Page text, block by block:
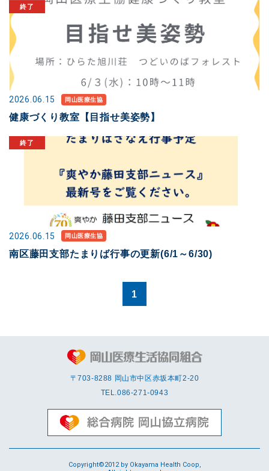
2026.06.15 岡山医療生協
健康づくり教室【目指せ美姿勢】
2026.06.15 岡山医療生協
南区藤田支部たまりば行事の更新(6/1～6/30)
1
〒703-8288 岡⼭市中区赤坂本町2-20
TEL.086-271-0943
Copyright©2012 by Okayama Health Coop,